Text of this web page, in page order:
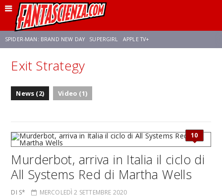
SPIDER-MAN: BRAND NEW DAY SUPERGIRL APPLE TV+
FRANCO RICCIARDIELLO ZENDAYA
Exit Strategy
News (2) Video (1)
10
Murderbot, arriva in Italia il ciclo di
All Systems Red di Martha Wells
DI S* MERCOLEDÌ 2 SETTEMBRE 2020